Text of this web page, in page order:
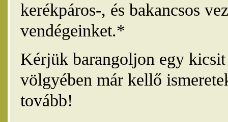
kerékpáros-, és bakancsos
vendégeinket.*
Kérjük barangoljon egy
völgyében már kellő
tovább!